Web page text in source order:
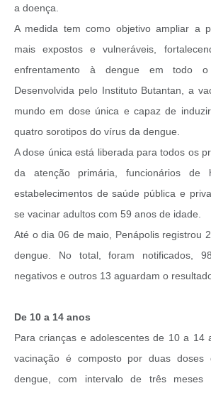
a doença.
A medida tem como objetivo ampliar a
mais expostos e vulneráveis,
enfrentamento à dengue em todo o
Desenvolvida pelo Instituto Butantan, a
mundo em dose única e capaz de
quatro sorotipos do vírus da dengue.
A dose única está liberada para todos os
da atenção primária, funcionários de
estabelecimentos de saúde pública e
se vacinar adultos com 59 anos de idade.
Até o dia 06 de maio, Penápolis registrou
dengue. No total, foram notificados,
negativos e outros 13 aguardam o
De 10 a 14 anos
Para crianças e adolescentes de 10 a 14
vacinação é composto por duas doses
dengue, com intervalo de três